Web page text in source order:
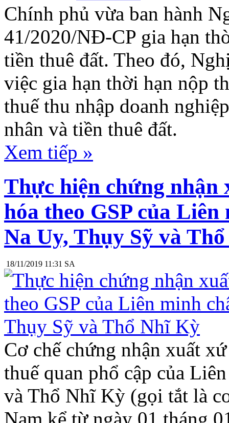
Chính phủ vừa ban hành
41/2020/NĐ-CP gia hạn
tiền thuê đất. Theo đó,
việc gia hạn thời hạn nộp
thuế thu nhập doanh
nhân và tiền thuê đất.
Xem tiếp »
Thực hiện chứng nhận
hóa theo GSP của
Na Uy, Thụy Sỹ và
18/11/2019 11:31 SA
Cơ chế chứng nhận xuất
thuế quan phổ cập của
và Thổ Nhĩ Kỳ (gọi tắt là